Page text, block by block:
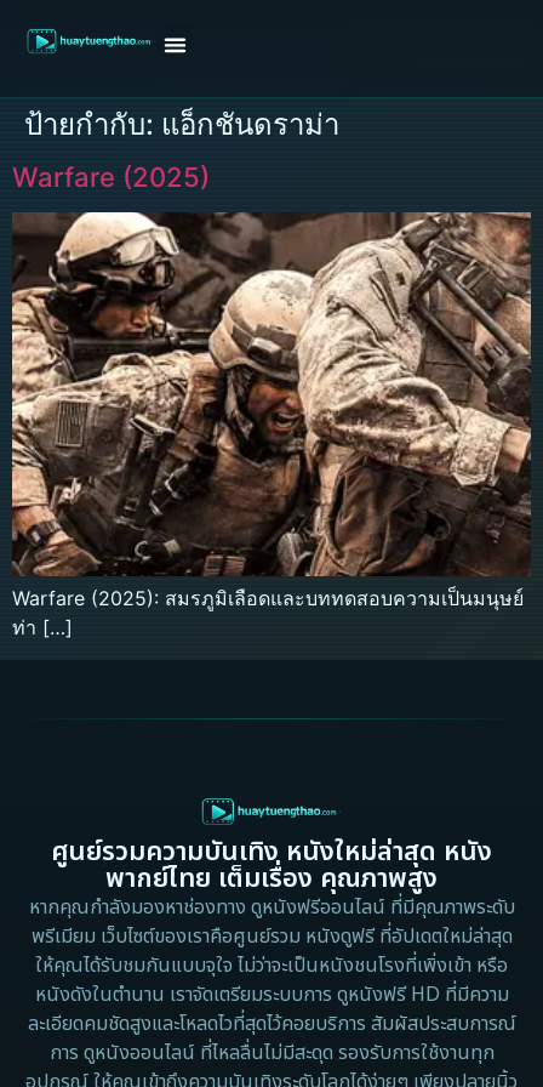
ป้ายกำกับ: แอ็กชันดราม่า
Warfare (2025)
Warfare (2025): สมรภูมิเลือดและบททดสอบความเป็นมนุษย์
ท่า […]
ศูนย์รวมความบันเทิง หนังใหม่ล่าสุด หนัง
พากย์ไทย เต็มเรื่อง คุณภาพสูง
หากคุณกำลังมองหาช่องทาง ดูหนังฟรีออนไลน์ ที่มีคุณภาพระดับ
พรีเมียม เว็บไซต์ของเราคือศูนย์รวม หนังดูฟรี ที่อัปเดตใหม่ล่าสุด
ให้คุณได้รับชมกันแบบจุใจ ไม่ว่าจะเป็นหนังชนโรงที่เพิ่งเข้า หรือ
หนังดังในตำนาน เราจัดเตรียมระบบการ ดูหนังฟรี HD ที่มีความ
ละเอียดคมชัดสูงและโหลดไวที่สุดไว้คอยบริการ สัมผัสประสบการณ์
การ ดูหนังออนไลน์ ที่ไหลลื่นไม่มีสะดุด รองรับการใช้งานทุก